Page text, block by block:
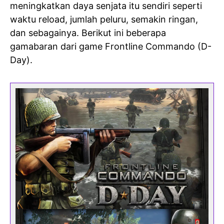
meningkatkan daya senjata itu sendiri seperti
waktu reload, jumlah peluru, semakin ringan,
dan sebagainya. Berikut ini beberapa
gamabaran dari game Frontline Commando (D-
Day).